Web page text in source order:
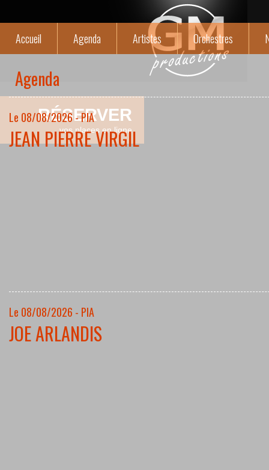
RÉSERVER
vos places en ligne
Accueil Agenda Artistes Orchestres
Agenda
Le 08/08/2026 - PIA
JEAN PIERRE VIRGIL
Le 08/08/2026 - PIA
JOE ARLANDIS